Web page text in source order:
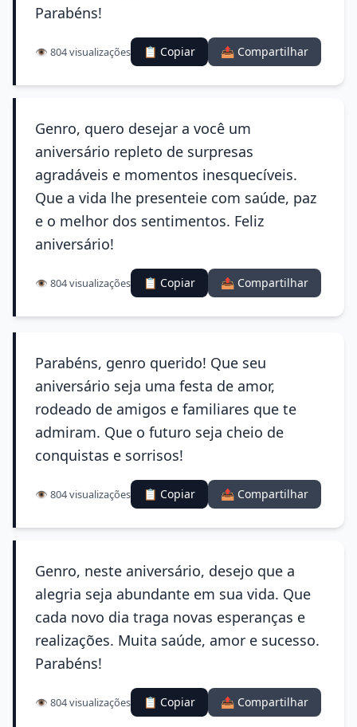
Parabéns!
👁️ 804 visualizações 📋 Copiar 📤 Compartilhar
Genro, quero desejar a você um
aniversário repleto de surpresas
agradáveis e momentos inesquecíveis.
Que a vida lhe presenteie com saúde, paz
e o melhor dos sentimentos. Feliz
aniversário!
👁️ 804 visualizações 📋 Copiar 📤 Compartilhar
Parabéns, genro querido! Que seu
aniversário seja uma festa de amor,
rodeado de amigos e familiares que te
admiram. Que o futuro seja cheio de
conquistas e sorrisos!
👁️ 804 visualizações 📋 Copiar 📤 Compartilhar
Genro, neste aniversário, desejo que a
alegria seja abundante em sua vida. Que
cada novo dia traga novas esperanças e
realizações. Muita saúde, amor e sucesso.
Parabéns!
👁️ 804 visualizações 📋 Copiar 📤 Compartilhar